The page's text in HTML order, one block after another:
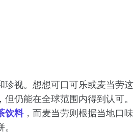
珍视。想想可口可乐或麦当劳这
仍能在全球范围内得到认可。
饮料，而麦当劳则根据当地口味